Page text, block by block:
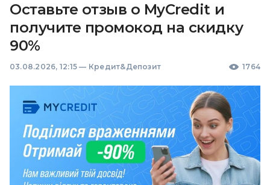
Оставьте отзыв о MyCredit и
получите промокод на скидку
90%
03.08.2026, 12:15 — Кредит&Депозит 1764